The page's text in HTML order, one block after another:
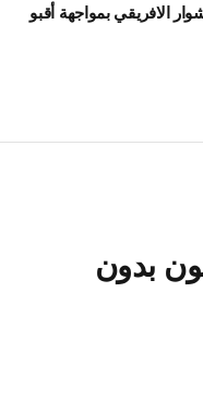
الافريقي بمواجهة أقبو
بدون